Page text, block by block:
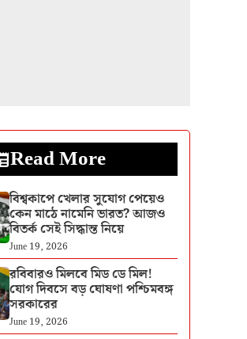
Read More
বিশ্বকাপে খেলার সুযোগ পেয়েও
কেন মাঠে নামেনি ভারত? আজও
বিতর্ক সেই সিদ্ধান্ত নিয়ে
June 19, 2026
রবিবারও মিলবে মিড ডে মিল!
যোগ দিবসে বড় ঘোষণা পশ্চিমবঙ্গ
সরকারের
June 19, 2026